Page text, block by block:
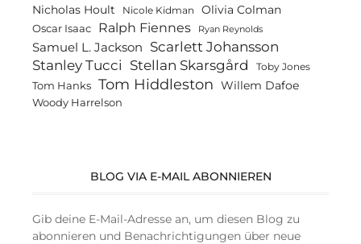
Nicholas Hoult Nicole Kidman Olivia Colman
Oscar Isaac Ralph Fiennes Ryan Reynolds
Samuel L. Jackson Scarlett Johansson
Stanley Tucci Stellan Skarsgård Toby Jones
Tom Hanks Tom Hiddleston Willem Dafoe
Woody Harrelson
BLOG VIA E-MAIL ABONNIEREN
Gib deine E-Mail-Adresse an, um diesen Blog zu
abonnieren und Benachrichtigungen über neue